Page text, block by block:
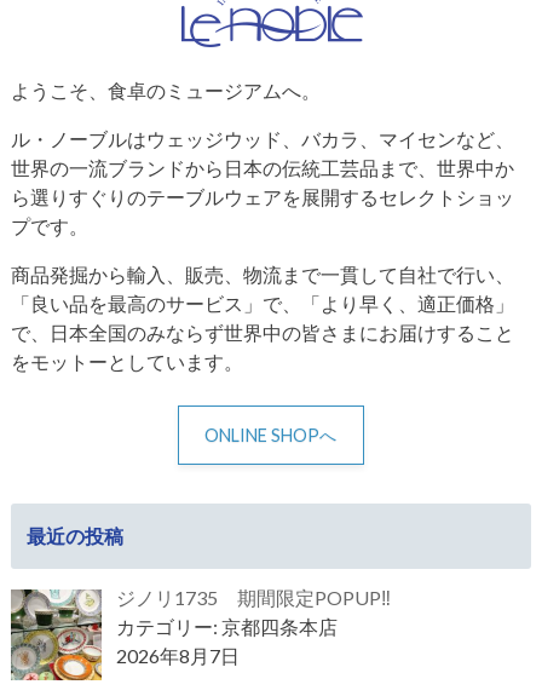
ようこそ、食卓のミュージアムへ。
ル・ノーブルはウェッジウッド、バカラ、マイセンなど、
世界の一流ブランドから日本の伝統工芸品まで、世界中か
ら選りすぐりのテーブルウェアを展開するセレクトショッ
プです。
商品発掘から輸入、販売、物流まで一貫して自社で行い、
「良い品を最高のサービス」で、「より早く、適正価格」
で、日本全国のみならず世界中の皆さまにお届けすること
をモットーとしています。
ONLINE SHOPへ
最近の投稿
ジノリ1735 期間限定POPUP‼
カテゴリー: 京都四条本店
2026年8月7日